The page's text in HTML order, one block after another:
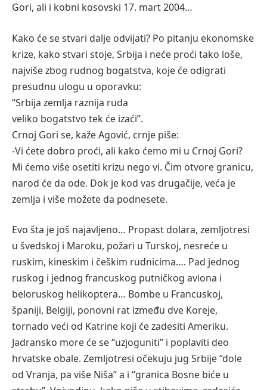
Gori, ali i kobni kosovski 17. mart 2004…
Kako će se stvari dalje odvijati? Po pitanju ekonomske
krize, kako stvari stoje, Srbija i neće proći tako loše,
najviše zbog rudnog bogatstva, koje će odigrati
presudnu ulogu u oporavku:
“Srbija zemlja raznija ruda
veliko bogatstvo tek će izaći”.
Crnoj Gori se, kaže Agović, crnje piše:
-Vi ćete dobro proći, ali kako ćemo mi u Crnoj Gori?
Mi ćemo više osetiti krizu nego vi. Čim otvore granicu,
narod će da ode. Dok je kod vas drugačije, veća je
zemlja i više možete da podnesete.
Evo šta je još najavljeno… Propast dolara, zemljotresi
u švedskoj i Maroku, požari u Turskoj, nesreće u
ruskim, kineskim i češkim rudnicima…. Pad jednog
ruskog i jednog francuskog putničkog aviona i
beloruskog helikoptera… Bombe u Francuskoj,
španiji, Belgiji, ponovni rat između dve Koreje,
tornado veći od Katrine koji će zadesiti Ameriku.
Jadransko more će se “uzjoguniti” i poplaviti deo
hrvatske obale. Zemljotresi očekuju jug Srbije “dole
od Vranja, pa više Niša” a i “granica Bosne biće u